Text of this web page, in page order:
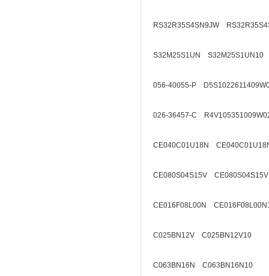
RS32R35S4SN9JW
S32M25S1UN S32M25S1UN10
056-40055-P
026-36457-C
CE040C01U18N
CE080S04S15V
CE016F08L00N
C025BN12V C025BN12V10
C063BN16N C063BN16N10